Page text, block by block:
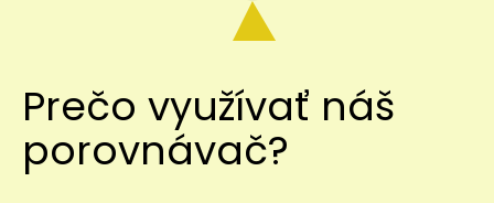
Prečo využívať náš
porovnávač?